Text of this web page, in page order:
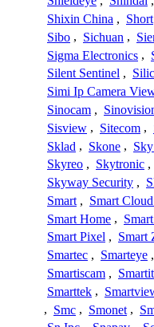
Shixin China , Short
Sibo , Sichuan ,
Sigma Electronics ,
Silent Sentinel ,
Simi Ip Camera
Sinocam ,
Sisview , Sitecom ,
Sklad , Skone ,
Skyreo , Skytronic ,
Skyway Security ,
Smart , Smart
Smart Home ,
Smart Pixel , Smart
Smartec , Smarteye ,
Smartiscam , Smartit
Smarttek ,
, Smc , Smonet ,